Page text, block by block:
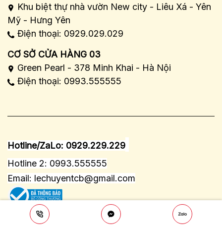
Khu biệt thự nhà vườn New city - Liêu Xá - Yên
Mỹ - Hưng Yên
Điện thoại: 0929.029.029
CƠ SỞ CỬA HÀNG 03
Green Pearl - 378 Minh Khai - Hà Nội
Điện thoại: 0993.555555
Hotline/ZaLo: 0929.229.229
Hotline 2: 0993.555555
Email: lechuyentcb@gmail.com